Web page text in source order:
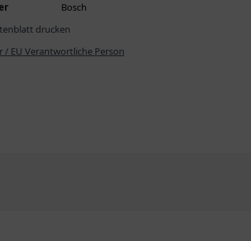
Bosch
drucken
/ EU Verantwortliche Person